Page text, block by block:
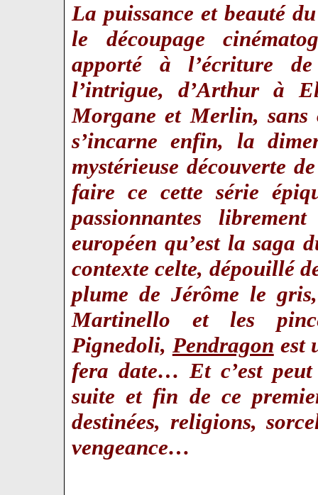
La puissance et beauté
le découpage
apporté à l’écriture
l’intrigue, d’Arthur à
Morgane et Merlin,
s’incarne enfin, la
mystérieuse découverte
faire ce cette série
passionnantes
européen qu’est la
contexte celte, dépouillé
plume de Jérôme le
Martinello et les
Pignedoli, Pendragon est
fera date… Et c’est
suite et fin de ce
destinées, religions,
vengeance…